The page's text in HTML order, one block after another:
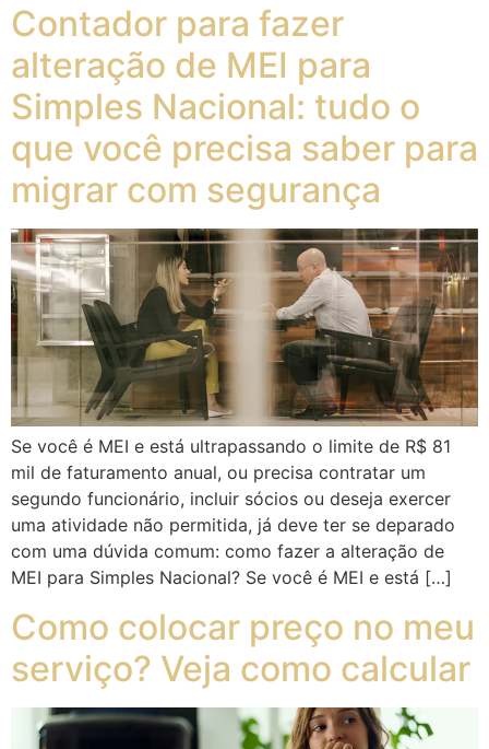
Contador para fazer
alteração de MEI para
Simples Nacional: tudo o
que você precisa saber para
migrar com segurança
Se você é MEI e está ultrapassando o limite de R$ 81
mil de faturamento anual, ou precisa contratar um
segundo funcionário, incluir sócios ou deseja exercer
uma atividade não permitida, já deve ter se deparado
com uma dúvida comum: como fazer a alteração de
MEI para Simples Nacional? Se você é MEI e está […]
Como colocar preço no meu
serviço? Veja como calcular